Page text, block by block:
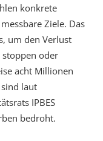
konkrete
Ziele. Das
um den Verlust
oder
acht Millionen
laut
IPBES
bedroht.